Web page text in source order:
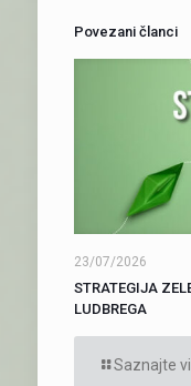
Povezani članci
23/07/2026
STRATEGIJA
LUDBREGA
Saznajte